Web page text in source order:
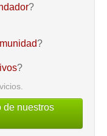
?
?
?
de nuestros